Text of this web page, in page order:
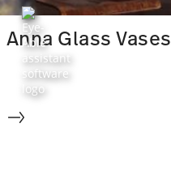
Anna Glass Vases